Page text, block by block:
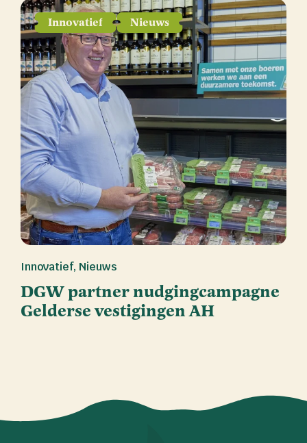
Innovatief Nieuws
Innovatief, Nieuws
DGW partner nudgingcampagne
Gelderse vestigingen AH